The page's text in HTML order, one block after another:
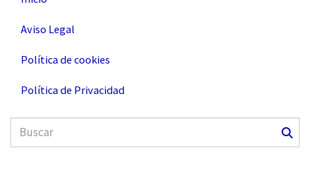
Aviso Legal
Política de cookies
Política de Privacidad